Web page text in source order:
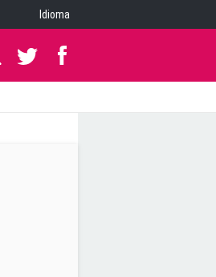
Idioma